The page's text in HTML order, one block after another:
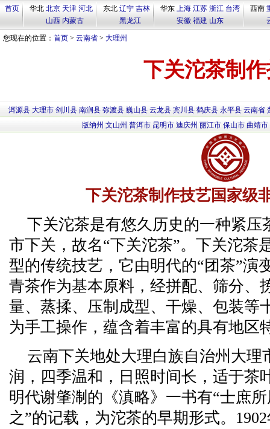
首页 华北 北京 天津 河北
山西 内蒙古
东北 辽宁 吉林
黑龙江
华东 上海 江苏 浙江 台湾
安徽 福建 山东
西南
您现在的位置： 首页 > 云南省 > 大理州
下关沱茶制
洱源县 大理市 剑川县 南涧县 弥渡县 巍山县 云龙县 宾川县 鹤庆县 永平县 云南省
版纳州 文山州 普洱市 昆明市 迪庆州 丽江市 保山市 曲靖市
下关沱茶制作技艺国家级
下关沱茶是有悠久历史的一种紧压
市下关，故名“下关沱茶”。下关沱茶
型的传统技艺，它由明代的“团茶”演
青茶作为基本原料，经拼配、筛分、
量、蒸揉、压制成型、干燥、包装等
为手工操作，蕴含着丰富的具有地区
云南下关地处大理白族自治州大理
润，四季温和，日照时间长，适于茶
明代谢肇淛的《滇略》一书有“士庶
之”的记载，为沱茶的早期形式。